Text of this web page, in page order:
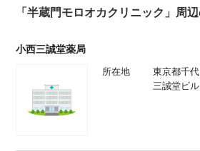
「半蔵門モロオカクリニック」周
小西三誠堂薬局
所在地
東京都千
三誠堂ビ